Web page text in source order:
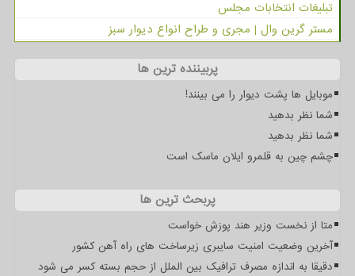
تبلیغات انتخابات مجلس
مستر گرین وال | مجری و طراح انواع دیوار سبز
پربیننده ترین ها
موبایل ها پشت دیوار را می بینند!
شما نظر بدهید
شما نظر بدهید
چشم چین به قلمرو ایلان ماسک است
پربحث ترین ها
متا از نخست وزیر هند پوزش خواست
آخرین وضعیت امنیت سایبری زیرساخت های راه آهن کشور
دقیقا به اندازه مصرف ترافیک بین الملل از حجم بسته کسر می شود